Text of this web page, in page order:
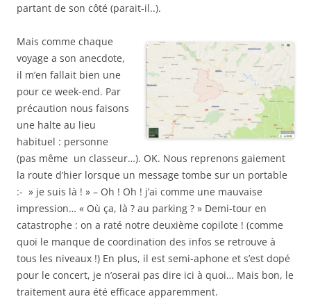
partant de son côté (parait-il..).
Mais comme chaque
voyage a son anecdote,
il m’en fallait bien une
pour ce week-end. Par
précaution nous faisons
une halte au lieu
habituel : personne
(pas même un classeur…). OK. Nous reprenons gaiement
la route d’hier lorsque un message tombe sur un portable
:- » je suis là ! » – Oh ! Oh ! j’ai comme une mauvaise
impression… « Où ça, là ? au parking ? » Demi-tour en
catastrophe : on a raté notre deuxième copilote ! (comme
quoi le manque de coordination des infos se retrouve à
tous les niveaux !) En plus, il est semi-aphone et s’est dopé
pour le concert, je n’oserai pas dire ici à quoi… Mais bon, le
traitement aura été efficace apparemment.